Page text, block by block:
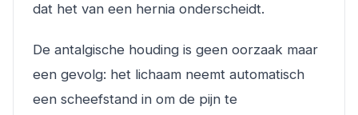
dat het van een hernia onderscheidt.
De antalgische houding is geen oorzaak maar
een gevolg: het lichaam neemt automatisch
een scheefstand in om de pijn te